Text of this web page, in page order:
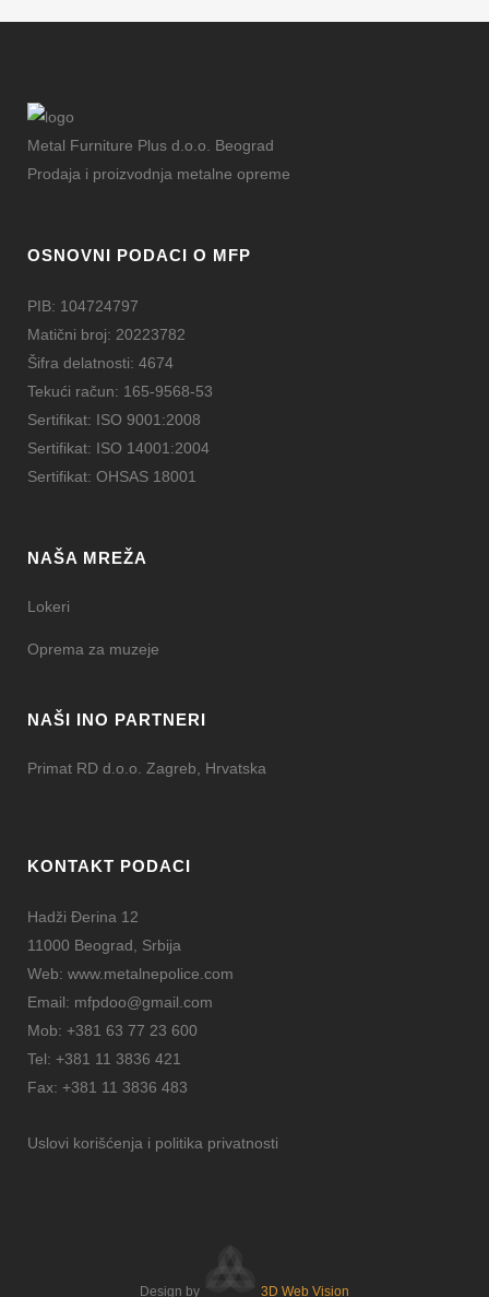
Metal Furniture Plus d.o.o. Beograd
Prodaja i proizvodnja metalne opreme
OSNOVNI PODACI O MFP
PIB: 104724797
Matični broj: 20223782
Šifra delatnosti: 4674
Tekući račun: 165-9568-53
Sertifikat: ISO 9001:2008
Sertifikat: ISO 14001:2004
Sertifikat: OHSAS 18001
NAŠA MREŽA
Lokeri
Oprema za muzeje
NAŠI INO PARTNERI
Primat RD d.o.o. Zagreb, Hrvatska
KONTAKT PODACI
Hadži Đerina 12
11000 Beograd, Srbija
Web: www.metalnepolice.com
Email: mfpdoo@gmail.com
Mob: +381 63 77 23 600
Tel: +381 11 3836 421
Fax: +381 11 3836 483
Uslovi korišćenja i politika privatnosti
Design by 3D Web Vision